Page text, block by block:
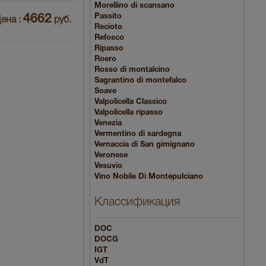
: 4662 руб.
Morellino di scansano
Passito
Recioto
Refosco
Ripasso
Roero
Rosso di montalcino
Sagrantino di montefalco
Soave
Valpolicella Classico
Valpolicella ripasso
Venezia
Vermentino di sardegna
Vernaccia di San gimignano
Veronese
Vesuvio
Vino Nobile Di Montepulciano
Классификация
DOC
DOCG
IGT
VdT